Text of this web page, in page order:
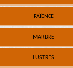
FAÏENCE
MARBRE
LUSTRES